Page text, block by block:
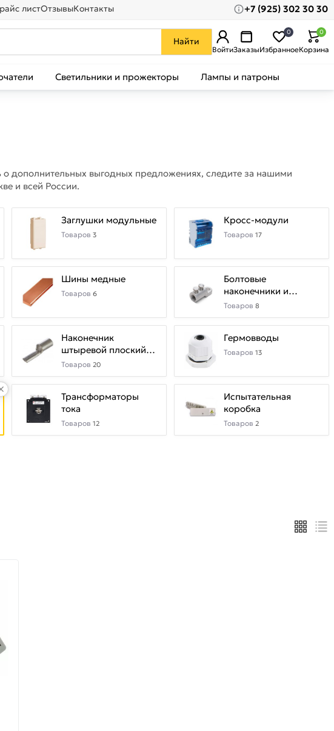
листОтзывыКонтакты +7 (925) 302 30 30
Найти
ВойтиЗаказыИзбранное
0
Корзина
0
Светильники и прожекторы Лампы и патроны
о дополнительных выгодных предложениях, следите за нашими
и всей России.
Заглушки модульные
Товаров 3
Кросс-модули
Товаров 17
Шины медные
Товаров 6
Болтовые
наконечники и
соединители
Товаров 8
Наконечник
штыревой плоский
НШП
Товаров 20
Гермовводы
Товаров 13
Трансформаторы
тока
Товаров 12
Испытательная
коробка
Товаров 2